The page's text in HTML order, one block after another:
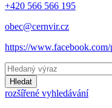
+420 566 566 195
obec@cernvir.cz
https://
Hledat
rozšířené vyhledávání